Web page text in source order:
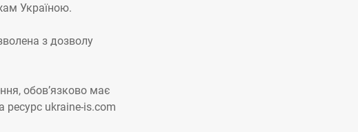
Україною.
з дозволу
обов’язково має
ресурс ukraine-is.com